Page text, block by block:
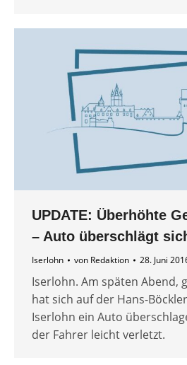
UPDATE: Überhöhte
– Auto überschlägt
Iserlohn von Redaktion 28. Juni
Iserlohn. Am späten Abend,
hat sich auf der Hans-
Iserlohn ein Auto
der Fahrer leicht verletzt.